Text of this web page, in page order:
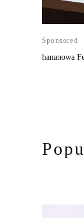
Sponsored
hananowa